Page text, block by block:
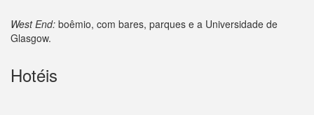
West End: boêmio, com bares, parques e a Universidade de
Glasgow.
Hotéis